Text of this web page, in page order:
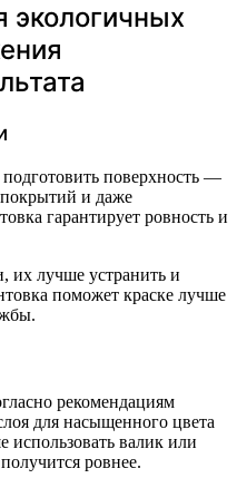
экологичных
поверхность —
и даже
гарантирует ровность и
их лучше устранить и
поможет краске лучше
рекомендациям
для насыщенного цвета
валик или
ровнее.